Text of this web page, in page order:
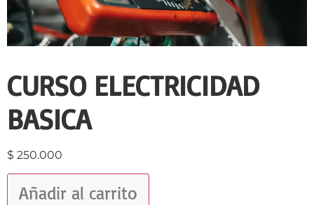
CURSO ELECTRICIDAD
BASICA
$ 250.000
Añadir al carrito